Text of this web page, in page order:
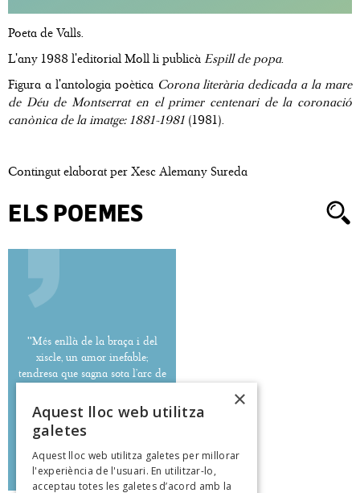
Poeta de Valls.
L'any 1988 l'editorial Moll li publicà Espill de popa.
Figura a l'antologia poètica Corona literària dedicada a la mare
de Déu de Montserrat en el primer centenari de la coronació
canònica de la imatge: 1881-1981 (1981).
Contingut elaborat per Xesc Alemany Sureda
ELS POEMES
''Més enllà de la braça i del
xiscle, un amor inefable;
tendresa que sagna sota l’arc de
Josep Aubareda
poeteca.cat
×
Aquest lloc web utilitza
galetes
Aquest lloc web utilitza galetes per millorar
l'experiència de l'usuari. En utilitzar-lo,
acceptau totes les galetes d’acord amb la